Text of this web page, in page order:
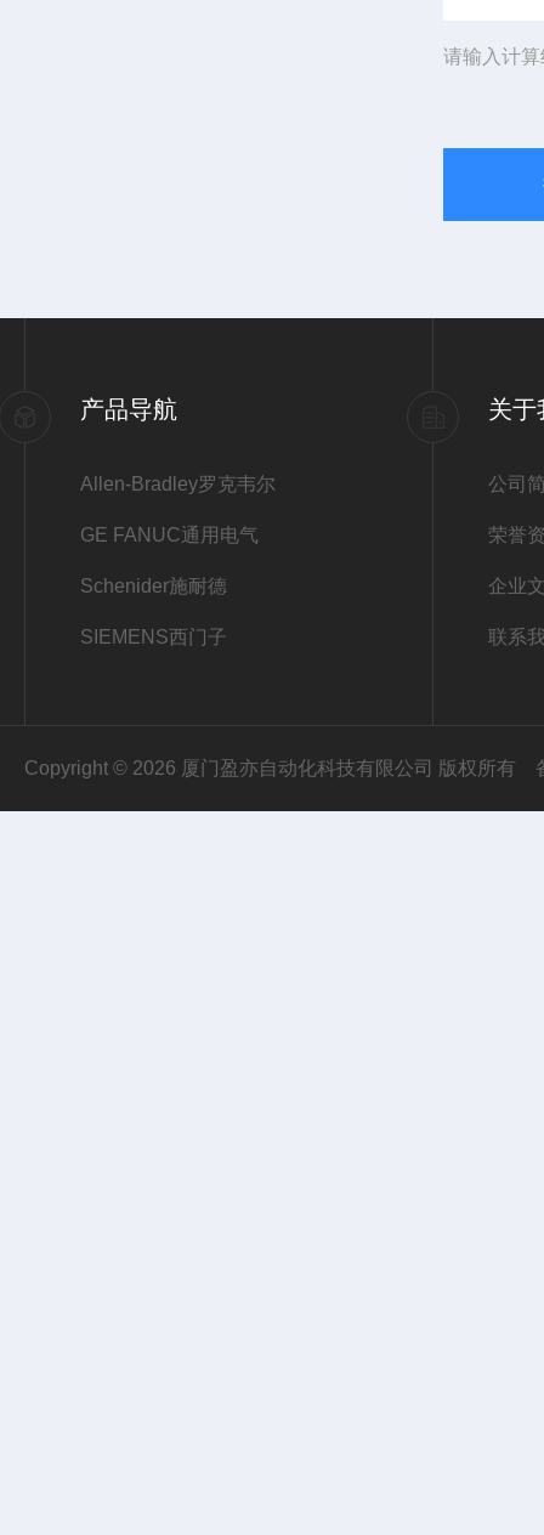
请输入计
产品导航
Allen-Bradley罗克韦尔
GE FANUC通用电气
Schenider施耐德
SIEMENS西门子
关于
公司
荣誉
企业
联系
Copyright © 2026 厦门盈亦自动化科技有限公司 版权所有